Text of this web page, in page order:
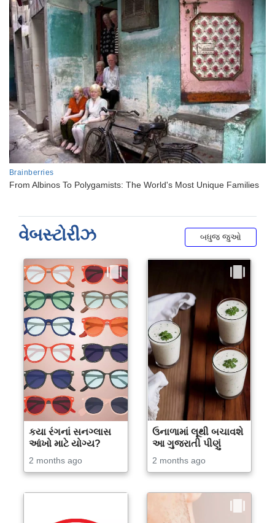
વેબસ્ટોરીઝ બધુજ જુઓ
કયા રંગનાં સનગ્લાસ
આંખો માટે યોગ્ય?
2 months ago
ઉનાળામાં લૂથી બચાવશે
આ ગુજરાતી પીણું
2 months ago